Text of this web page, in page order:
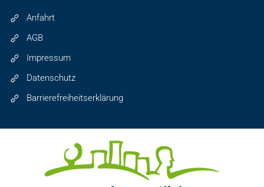
Anfahrt
AGB
Impressum
Datenschutz
Barrierefreiheitserklärung